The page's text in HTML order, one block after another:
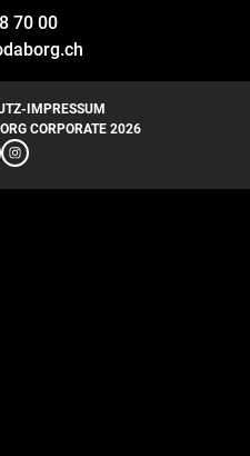
70 00
-IMPRESSUM
CORPORATE 2026